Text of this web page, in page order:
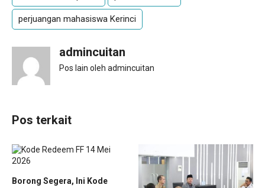
perjuangan mahasiswa Kerinci
admincuitan
Pos lain oleh admincuitan
Pos terkait
Borong Segera, Ini Kode